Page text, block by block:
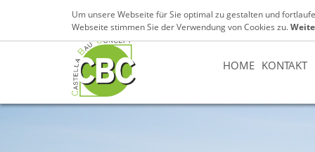
07131 / 89 89 153 info@cbc-castella.de
HOME KONTAKT
Um unsere Webseite für Sie optimal zu gestalten und
Webseite stimmen Sie der Verwendung von Cookies zu.